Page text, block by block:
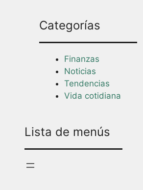
Categorías
Finanzas
Noticias
Tendencias
Vida cotidiana
Lista de menús